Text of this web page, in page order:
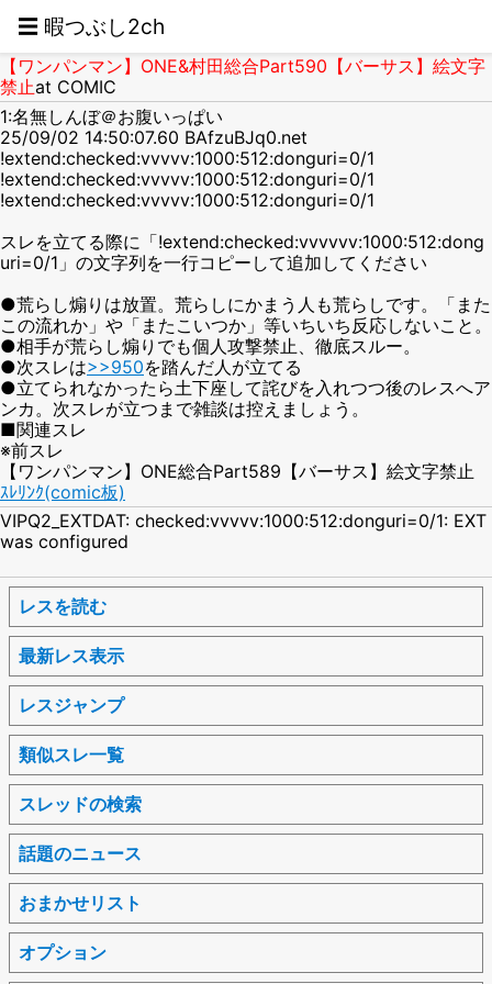
☰ 暇つぶし2ch
【ワンパンマン】ONE&村田総合Part590【バーサス】絵文字
禁止at COMIC
1:名無しんぼ＠お腹いっぱい
25/09/02 14:50:07.60 BAfzuBJq0.net
!extend:checked:vvvvv:1000:512:donguri=0/1
!extend:checked:vvvvv:1000:512:donguri=0/1
!extend:checked:vvvvv:1000:512:donguri=0/1
スレを立てる際に「!extend:checked:vvvvvv:1000:512:dong
uri=0/1」の文字列を一行コピーして追加してください
●荒らし煽りは放置。荒らしにかまう人も荒らしです。「また
この流れか」や「またこいつか」等いちいち反応しないこと。
●相手が荒らし煽りでも個人攻撃禁止、徹底スルー。
●次スレは>>950を踏んだ人が立てる
●立てられなかったら土下座して詫びを入れつつ後のレスへア
ンカ。次スレが立つまで雑談は控えましょう。
■関連スレ
※前スレ
【ワンパンマン】ONE総合Part589【バーサス】絵文字禁止
ｽﾚﾘﾝｸ(comic板)
VIPQ2_EXTDAT: checked:vvvvv:1000:512:donguri=0/1: EXT
was configured
レスを読む
最新レス表示
レスジャンプ
類似スレ一覧
スレッドの検索
話題のニュース
おまかせリスト
オプション